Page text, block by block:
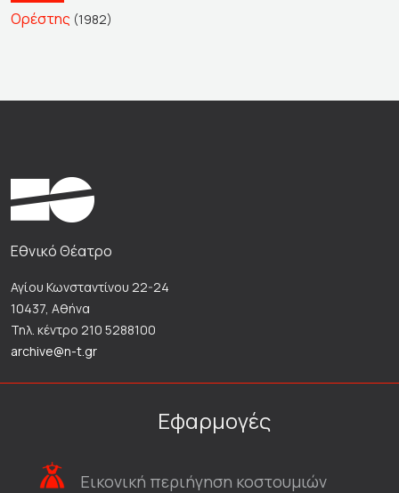
Ορέστης (1982)
Εθνικό Θέατρο
Αγίου Κωνσταντίνου 22-24
10437, Αθήνα
Τηλ. κέντρο 210 5288100
archive@n-t.gr
Εφαρμογές
Εικονική περιήγηση κοστουμιών